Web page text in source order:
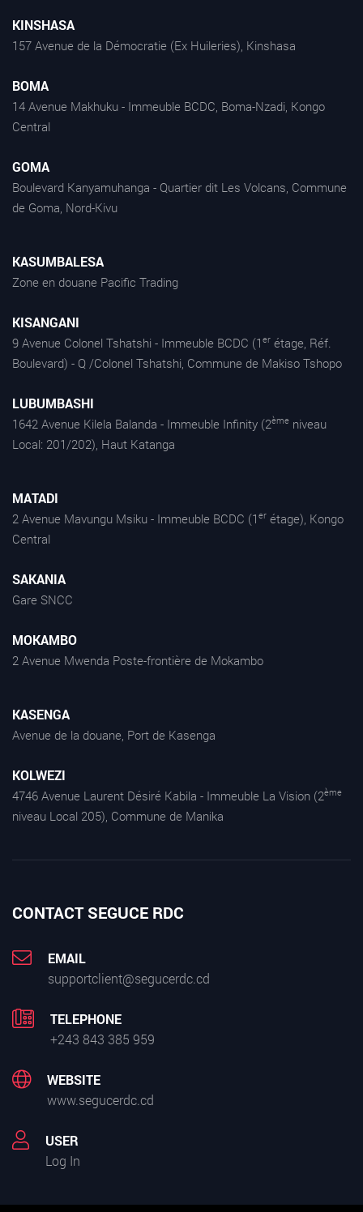
KINSHASA
157 Avenue de la Démocratie (Ex Huileries), Kinshasa
BOMA
14 Avenue Makhuku - Immeuble BCDC, Boma-Nzadi, Kongo
Central
GOMA
Boulevard Kanyamuhanga - Quartier dit Les Volcans, Commune
de Goma, Nord-Kivu
KASUMBALESA
Zone en douane Pacific Trading
KISANGANI
9 Avenue Colonel Tshatshi - Immeuble BCDC (1 er étage, Réf.
Boulevard) - Q /Colonel Tshatshi, Commune de Makiso Tshopo
LUBUMBASHI
1642 Avenue Kilela Balanda - Immeuble Infinity (2ème niveau
Local: 201/202), Haut Katanga
MATADI
2 Avenue Mavungu Msiku - Immeuble BCDC (1 er étage), Kongo
Central
SAKANIA
Gare SNCC
MOKAMBO
2 Avenue Mwenda Poste-frontière de Mokambo
KASENGA
Avenue de la douane, Port de Kasenga
KOLWEZI
4746 Avenue Laurent Désiré Kabila - Immeuble La Vision (2ème
niveau Local 205), Commune de Manika
CONTACT SEGUCE RDC
EMAIL
supportclient@segucerdc.cd
TELEPHONE
+243 843 385 959
WEBSITE
www.segucerdc.cd
USER
Log In